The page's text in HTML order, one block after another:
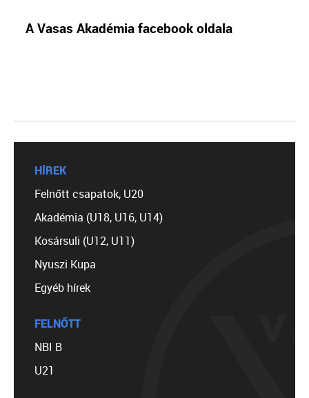
A Vasas Akadémia facebook oldala
HÍREK
Felnőtt csapatok, U20
Akadémia (U18, U16, U14)
Kosársuli (U12, U11)
Nyuszi Kupa
Egyéb hírek
FELNŐTT
NBI B
U21